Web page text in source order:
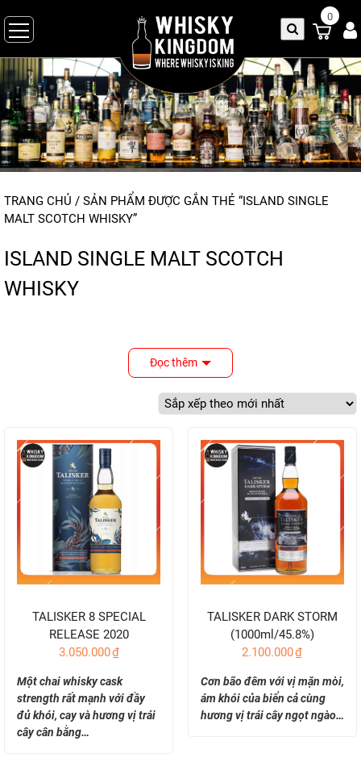
0
TRANG CHỦ / SẢN PHẨM ĐƯỢC GẮN THẺ “ISLAND SINGLE
MALT SCOTCH WHISKY”
ISLAND SINGLE MALT SCOTCH
WHISKY
Đọc thêm
TALISKER 8 SPECIAL
RELEASE 2020
(700ml/57.9%)
3.050.000₫
Một chai whisky cask
strength rất mạnh với đầy
đủ khói, cay và hương vị trái
cây cân bằng…
TALISKER DARK STORM
(1000ml/45.8%)
2.100.000₫
Cơn bão đêm với vị mặn mòi,
ám khói của biển cả cùng
hương vị trái cây ngọt ngào…